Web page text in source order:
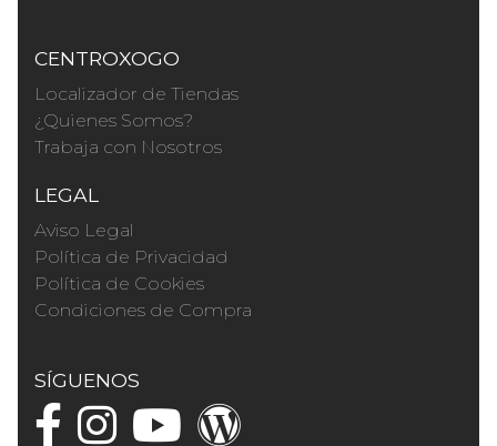
CENTROXOGO
Localizador de Tiendas
¿Quienes Somos?
Trabaja con Nosotros
LEGAL
Aviso Legal
Política de Privacidad
Política de Cookies
Condiciones de Compra
SÍGUENOS